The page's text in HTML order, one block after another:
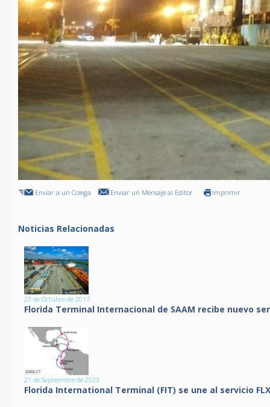
Enviar a un Colega Enviar un Mensaje al Editor Imprimir
Noticias Relacionadas
23 de Octubre de 2017
Florida Terminal Internacional de SAAM recibe nuevo
21 de Septiembre de 2023
Florida International Terminal (FIT) se une al servicio